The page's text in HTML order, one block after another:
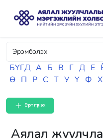
БҮГД А Б В Г Д Е
Ө П Р С Т У Ү Ф Х
Бүртгүүлэх
Аялал